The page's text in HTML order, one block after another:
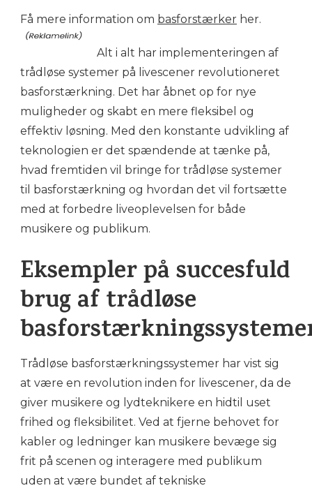
Få mere information om basforstærker her.
Alt i alt har implementeringen af
trådløse systemer på livescener revolutioneret
basforstærkning. Det har åbnet op for nye
muligheder og skabt en mere fleksibel og
effektiv løsning. Med den konstante udvikling af
teknologien er det spændende at tænke på,
hvad fremtiden vil bringe for trådløse systemer
til basforstærkning og hvordan det vil fortsætte
med at forbedre liveoplevelsen for både
musikere og publikum.
Eksempler på succesfuld
brug af trådløse
Trådløse basforstærkningssystemer har vist sig
at være en revolution inden for livescener, da de
giver musikere og lydteknikere en hidtil uset
frihed og fleksibilitet. Ved at fjerne behovet for
kabler og ledninger kan musikere bevæge sig
frit på scenen og interagere med publikum
uden at være bundet af tekniske